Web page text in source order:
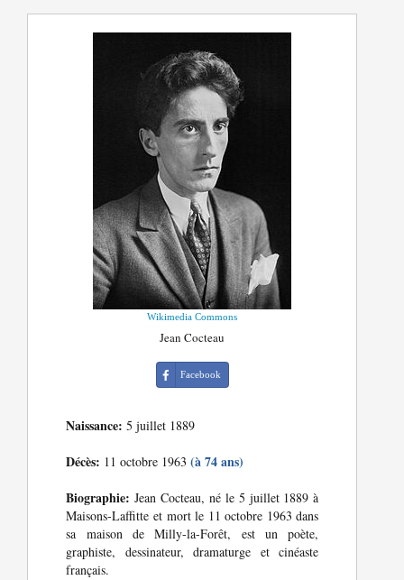
Wikimedia Commons
Jean Cocteau
Facebook
Naissance: 5 juillet 1889
Décès: 11 octobre 1963(à 74 ans)
Biographie: Jean Cocteau, né le 5 juillet 1889 à
Maisons-Laffitte et mort le 11 octobre 1963 dans
sa maison de Milly-la-Forêt, est un poète,
graphiste, dessinateur, dramaturge et cinéaste
français.